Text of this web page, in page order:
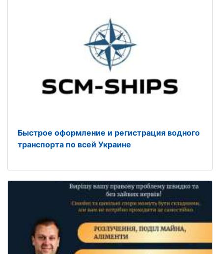
Быстрое оформление и регистрация водного
транспорта по всей Украине